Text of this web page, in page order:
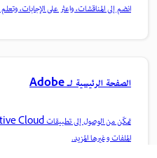
انضم إلى المناقشات، واعثر على الإجابات،
الصفحة الرئيسية لـ Adobe
الملفات وغيرها المزيد.